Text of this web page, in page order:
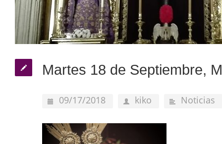
Martes 18 de Septiembre,
09/17/2018 kiko Noticias